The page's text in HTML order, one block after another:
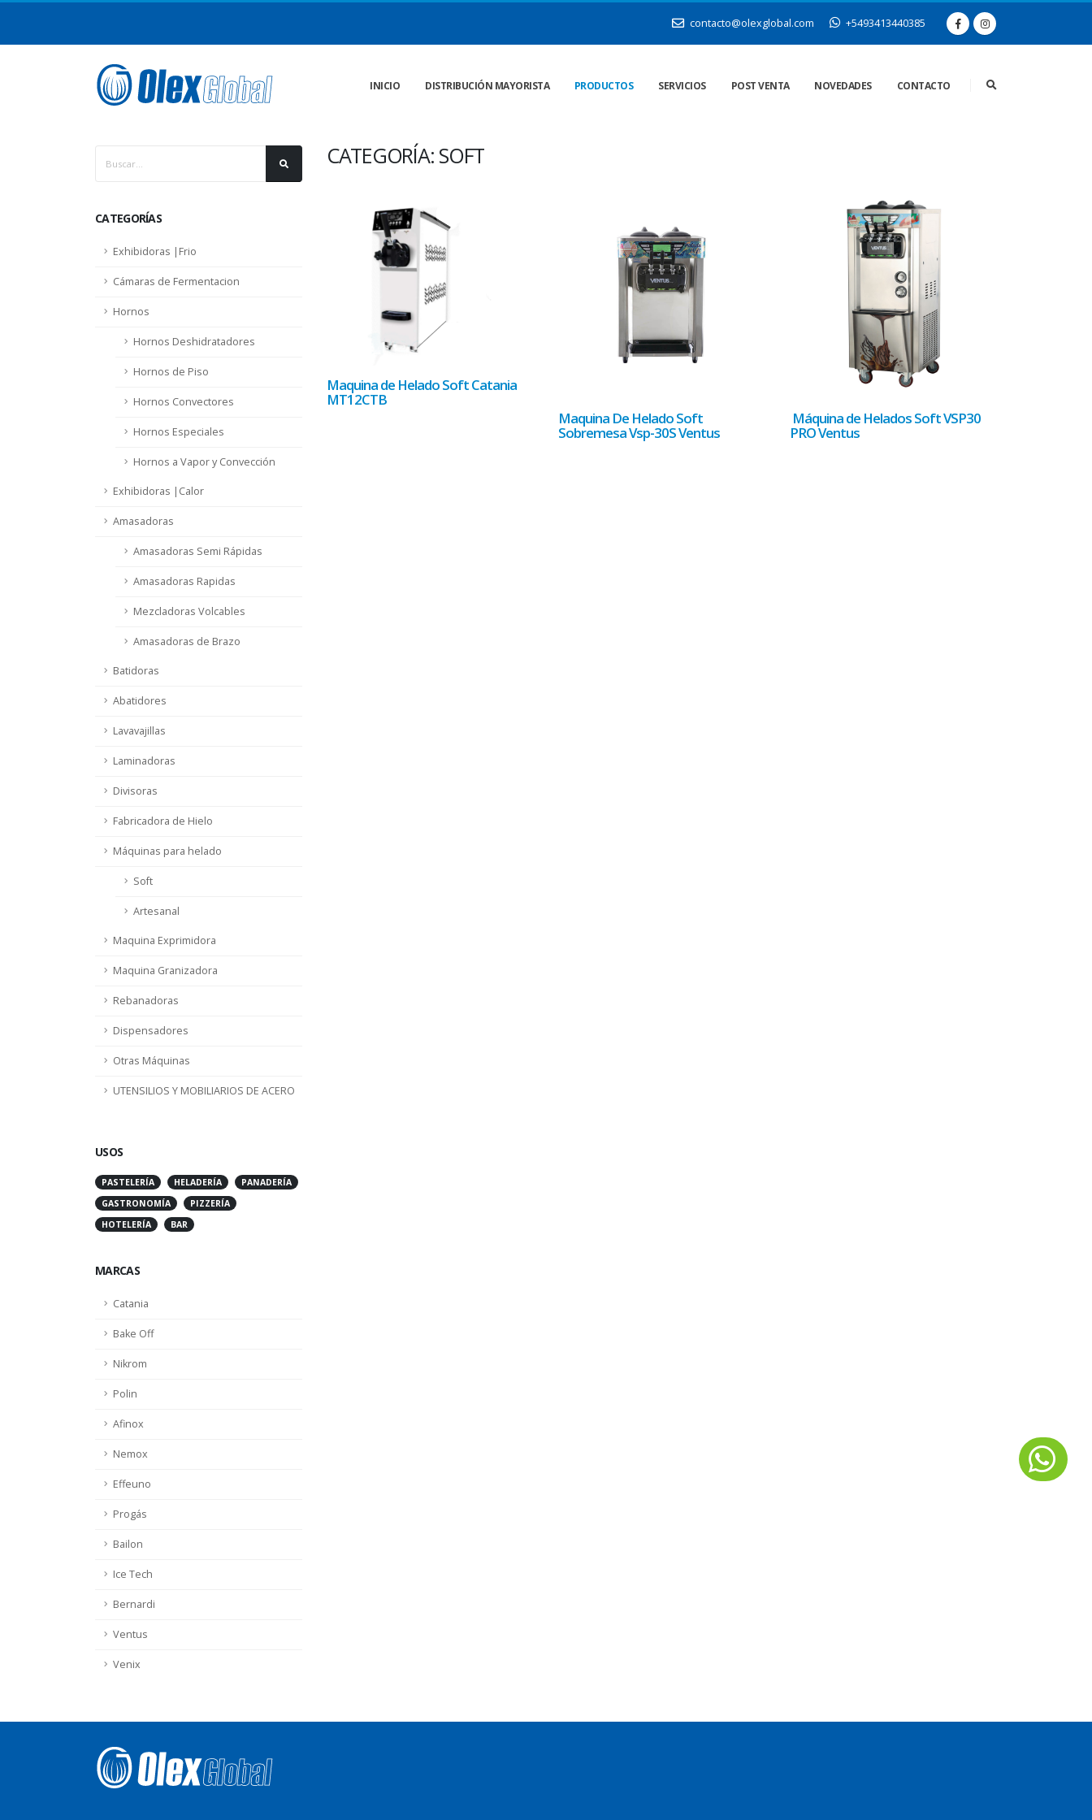
contacto@olexglobal.com +5493413440385
INICIO DISTRIBUCIÓN MAYORISTA PRODUCTOS SERVICIOS POST VENTA NOVEDADES CONTACTO
CATEGORÍAS
Exhibidoras |Frio
Cámaras de Fermentacion
Hornos
Hornos Deshidratadores
Hornos de Piso
Hornos Convectores
Hornos Especiales
Hornos a Vapor y Convección
Exhibidoras |Calor
Amasadoras
Amasadoras Semi Rápidas
Amasadoras Rapidas
Mezcladoras Volcables
Amasadoras de Brazo
Batidoras
Abatidores
Lavavajillas
Laminadoras
Divisoras
Fabricadora de Hielo
Máquinas para helado
Soft
Artesanal
Maquina Exprimidora
Maquina Granizadora
Rebanadoras
Dispensadores
Otras Máquinas
UTENSILIOS Y MOBILIARIOS DE ACERO
USOS
PASTELERÍA HELADERÍA
PANADERÍA
GASTRONOMÍA
PIZZERÍA
HOTELERÍA
BAR
MARCAS
Catania
Bake Off
Nikrom
Polin
Afinox
Nemox
Effeuno
Progás
Bailon
Ice Tech
Bernardi
Ventus
Venix
CATEGORÍA: SOFT
Maquina de Helado Soft Catania
MT12CTB
Maquina De Helado Soft
Sobremesa Vsp-30S Ventus
Máquina de Helados Soft VSP30
PRO Ventus